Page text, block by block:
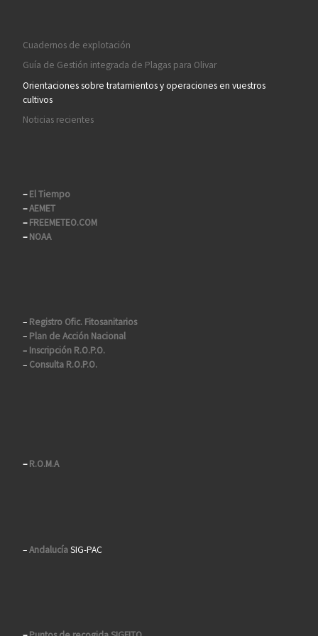
Cuadernos de explotación
Guía de Gestión integrada de Plagas para Olivar
Orientaciones sobre tratamientos y operaciones en vuestros
cultivos
Noticias recientes
–El Tiempo
–AEMET
–FREEMETEO.COM
–NOAA
– Registro Ofic. Fitosanitarios
– Plan de Acción Nacional
– Inscripción R.O.P.O.
– Consulta R.O.P.O.
–R.O.M.A
–AndalucíaSIG-PAC